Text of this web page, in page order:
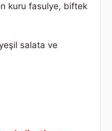
kuru fasulye, biftek
salata ve